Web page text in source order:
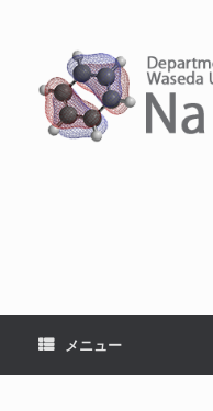
メニュー